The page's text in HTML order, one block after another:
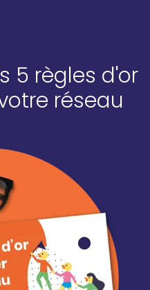
5 règles d'or
réseau